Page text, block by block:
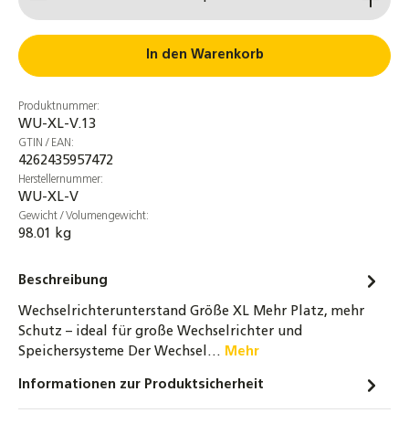
In den Warenkorb
Produktnummer:
WU-XL-V.13
GTIN / EAN:
4262435957472
Herstellernummer:
WU-XL-V
Gewicht / Volumengewicht:
98.01 kg
Beschreibung
Wechselrichterunterstand Größe XL Mehr Platz, mehr
Schutz – ideal für große Wechselrichter und
Speichersysteme Der Wechsel… Mehr
Informationen zur Produktsicherheit